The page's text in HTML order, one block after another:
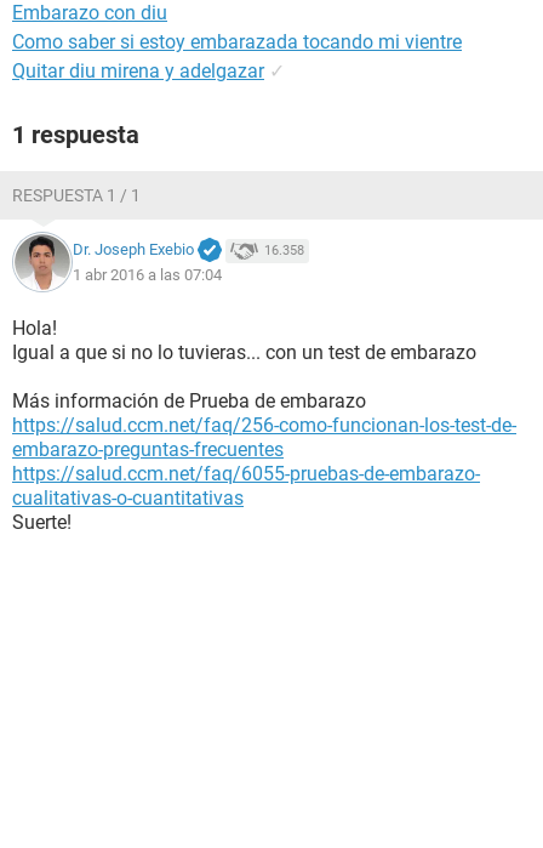
Embarazo con diu
Como saber si estoy embarazada tocando mi vientre
Quitar diu mirena y adelgazar ✓
1 respuesta
RESPUESTA 1 / 1
Dr. Joseph Exebio 16.358
1 abr 2016 a las 07:04
Hola!
Igual a que si no lo tuvieras... con un test de embarazo
Más información de Prueba de embarazo
https://salud.ccm.net/faq/256-como-funcionan-los-test-de-
embarazo-preguntas-frecuentes
https://salud.ccm.net/faq/6055-pruebas-de-embarazo-
cualitativas-o-cuantitativas
Suerte!